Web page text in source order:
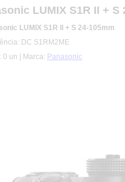
LUMIX S1R II + S
LUMIX S1R II + S 24-105mm
DC S1RM2ME
0 un | Marca: Panasonic